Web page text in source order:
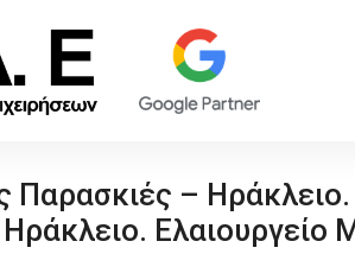
Παρασκιές –
Ελαιουργείο